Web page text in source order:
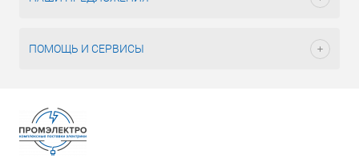
ПОМОЩЬ И СЕРВИСЫ